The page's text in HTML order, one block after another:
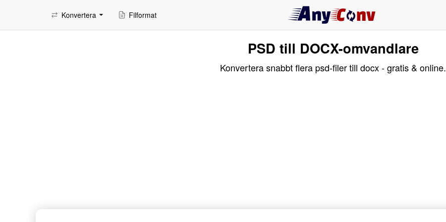
Konvertera Filformat
PSD till DOCX-omvandlare
Konvertera snabbt flera psd-filer till docx - gratis & online.